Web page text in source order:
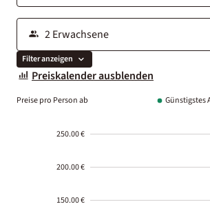
Filter anzeigen
Preiskalender ausblenden
Preise pro Person ab Günstigstes
250.00 €
200.00 €
150.00 €